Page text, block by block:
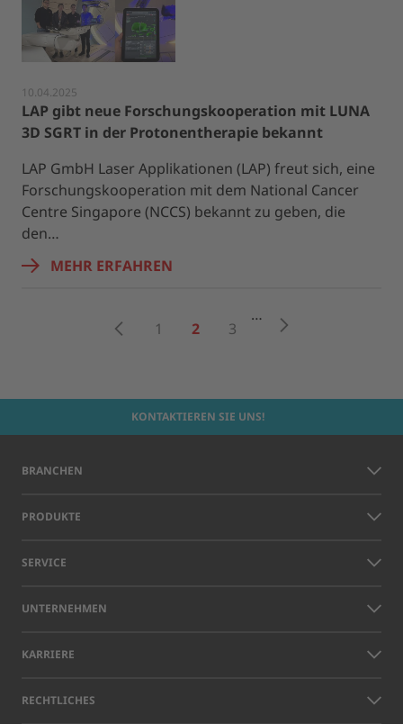
10.04.2025
LAP gibt neue Forschungskooperation mit LUNA
3D SGRT in der Protonentherapie bekannt
LAP GmbH Laser Applikationen (LAP) freut sich, eine
Forschungskooperation mit dem National Cancer
Centre Singapore (NCCS) bekannt zu geben, die
den…
MEHR ERFAHREN
Zurück
1 2 3
…
KONTAKTIEREN SIE UNS!
BRANCHEN
PRODUKTE
SERVICE
UNTERNEHMEN
KARRIERE
RECHTLICHES